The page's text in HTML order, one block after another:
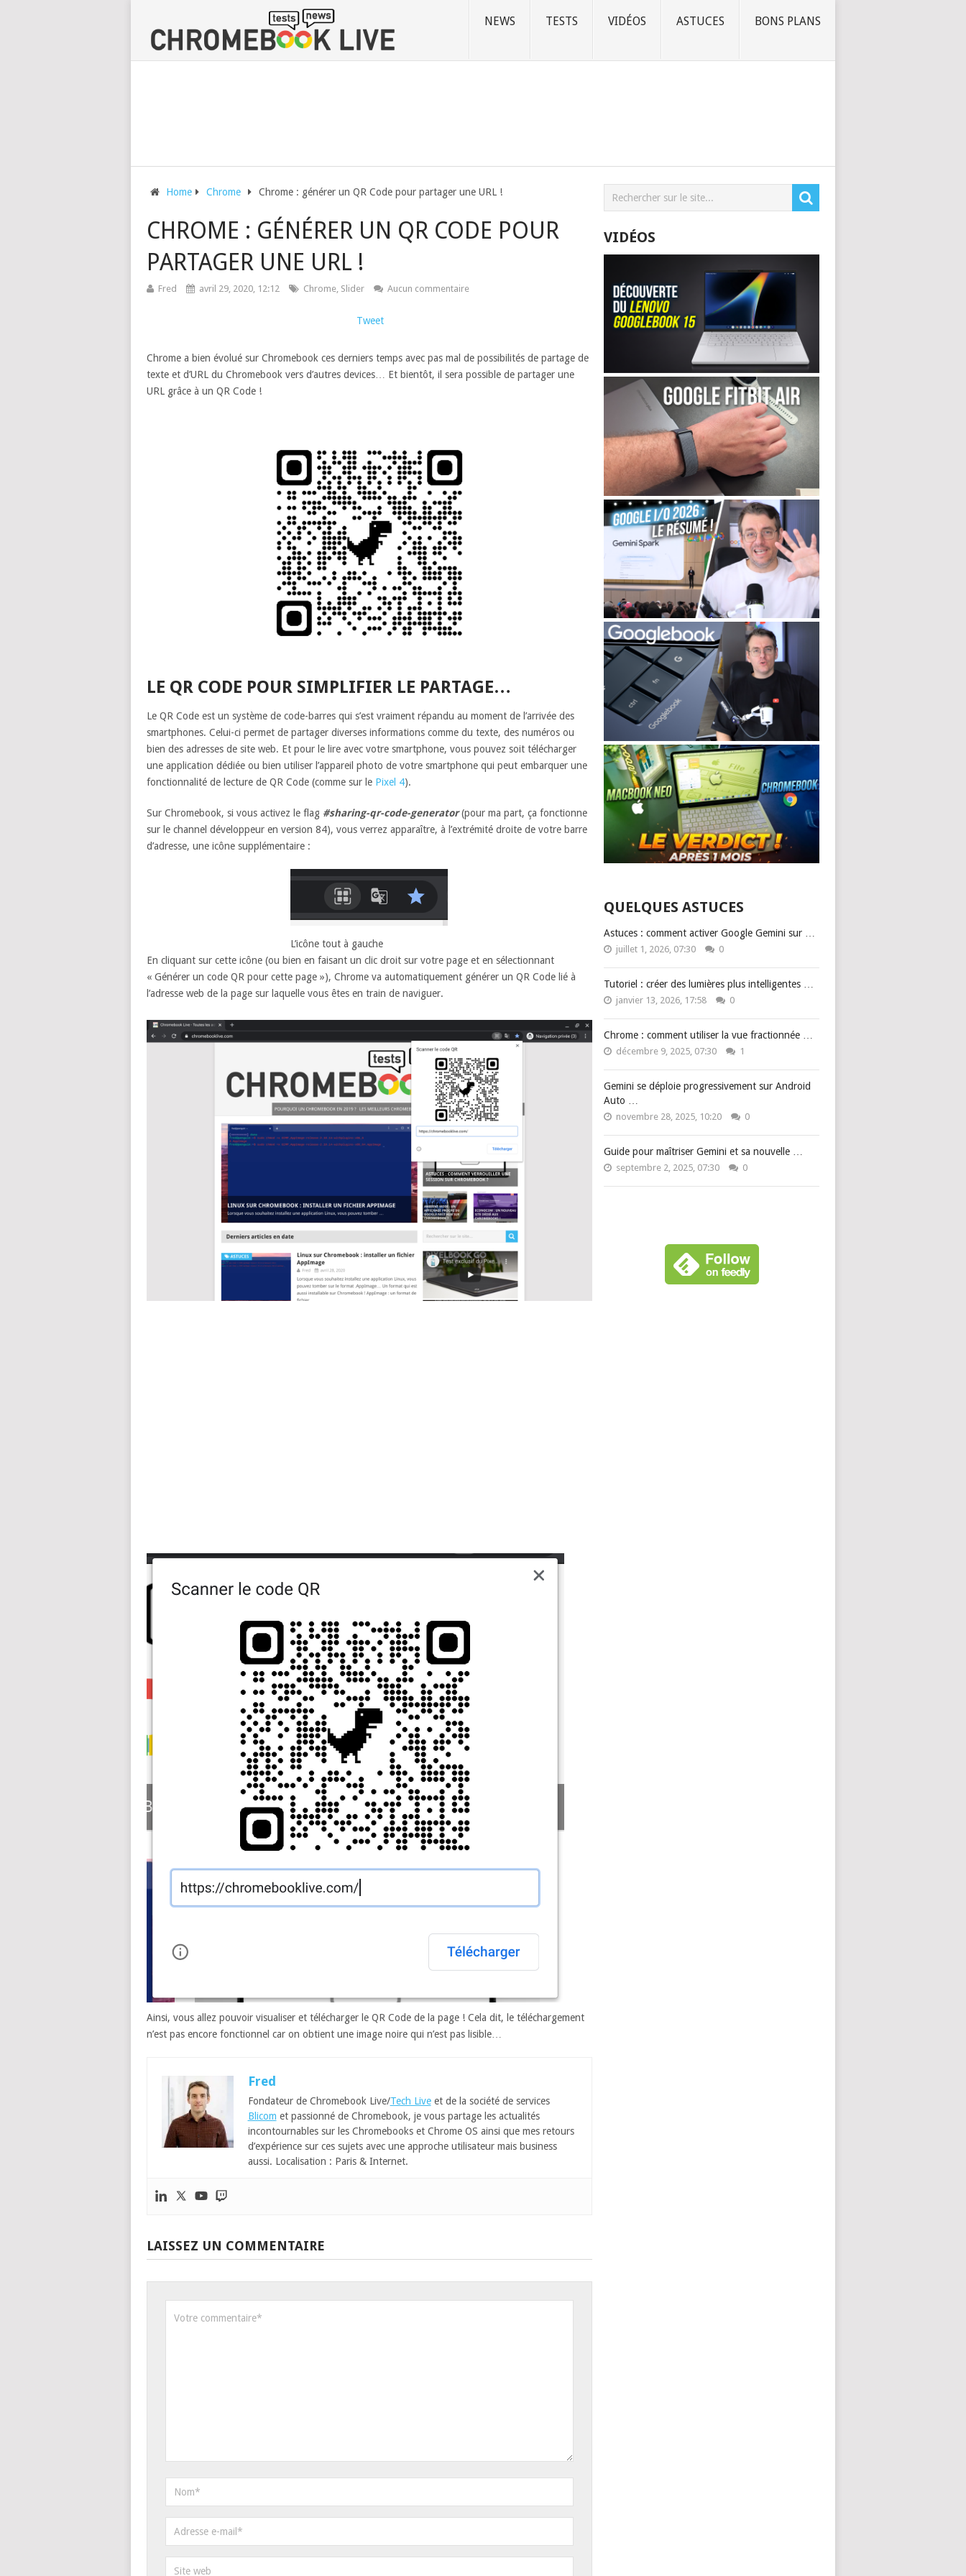
NEWS TESTS VIDÉOS ASTUCES BONS PLANS
Home Chrome Chrome : générer un QR Code pour partager une URL !
CHROME : GÉNÉRER UN QR CODE POUR
PARTAGER UNE URL !
Fred avril 29, 2020, 12:12 Chrome, Slider Aucun commentaire
Tweet
Chrome a bien évolué sur Chromebook ces derniers temps avec pas mal de possibilités de partage de
texte et d’URL du Chromebook vers d’autres devices… Et bientôt, il sera possible de partager une
URL grâce à un QR Code !
LE QR CODE POUR SIMPLIFIER LE PARTAGE…
Le QR Code est un système de code-barres qui s’est vraiment répandu au moment de l’arrivée des
smartphones. Celui-ci permet de partager diverses informations comme du texte, des numéros ou
bien des adresses de site web. Et pour le lire avec votre smartphone, vous pouvez soit télécharger
une application dédiée ou bien utiliser l’appareil photo de votre smartphone qui peut embarquer une
fonctionnalité de lecture de QR Code (comme sur le Pixel 4).
Sur Chromebook, si vous activez le flag #sharing-qr-code-generator(pour ma part, ça fonctionne
sur le channel développeur en version 84), vous verrez apparaître, à l’extrémité droite de votre barre
d’adresse, une icône supplémentaire :
L’icône tout à gauche
En cliquant sur cette icône (ou bien en faisant un clic droit sur votre page et en sélectionnant
« Générer un code QR pour cette page »), Chrome va automatiquement générer un QR Code lié à
l’adresse web de la page sur laquelle vous êtes en train de naviguer.
Ainsi, vous allez pouvoir visualiser et télécharger le QR Code de la page ! Cela dit, le téléchargement
n’est pas encore fonctionnel car on obtient une image noire qui n’est pas lisible…
Fred
Fondateur de Chromebook Live/Tech Liveet de la société de services
Blicom et passionné de Chromebook, je vous partage les actualités
incontournables sur les Chromebooks et Chrome OS ainsi que mes retours
d’expérience sur ces sujets avec une approche utilisateur mais business
aussi. Localisation : Paris & Internet.
LAISSEZ UN COMMENTAIRE
VIDÉOS
QUELQUES ASTUCES
Astuces : comment activer Google Gemini sur …
juillet 1, 2026, 07:30 0
Tutoriel : créer des lumières plus intelligentes …
janvier 13, 2026, 17:58 0
Chrome : comment utiliser la vue fractionnée …
décembre 9, 2025, 07:30 1
Gemini se déploie progressivement sur Android
Auto …
novembre 28, 2025, 10:20 0
Guide pour maîtriser Gemini et sa nouvelle …
septembre 2, 2025, 07:30 0